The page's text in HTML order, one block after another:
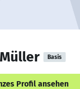
Basis
Profil ansehen